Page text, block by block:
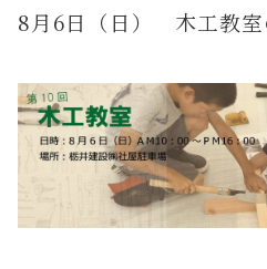
8月6日（日） 木工教室